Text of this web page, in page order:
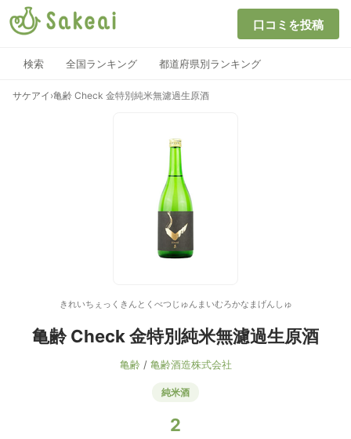
口コミを投稿
検索 全国ランキング 都道府県別ランキング
サケアイ ›亀齢 Check 金特別純米無濾過生原酒
きれいちぇっくきんとくべつじゅんまいむろかなまげんしゅ
亀齢 Check 金特別純米無濾過生原酒
亀齢 / 亀齢酒造株式会社
純米酒
2